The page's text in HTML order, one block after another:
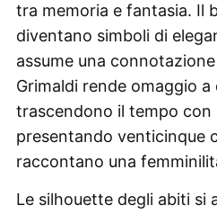
tra memoria e fantasia. Il
diventano simboli di
assume una
Grimaldi rende omaggio a
trascendono il tempo con
presentando venticinque
raccontano una
Le silhouette degli abiti si